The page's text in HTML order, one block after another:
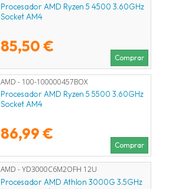
Procesador AMD Ryzen 5 4500 3.60GHz
Socket AM4
85,50 €
Comprar
AMD - 100-100000457BOX
Procesador AMD Ryzen 5 5500 3.60GHz
Socket AM4
86,99 €
Comprar
AMD - YD3000C6M2OFH 12U
Procesador AMD Athlon 3000G 3.5GHz